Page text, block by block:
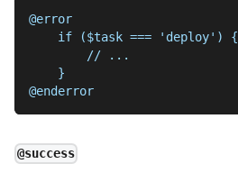
@error
    if ($task === 'deploy') {
        // ...
    }
@enderror
@success